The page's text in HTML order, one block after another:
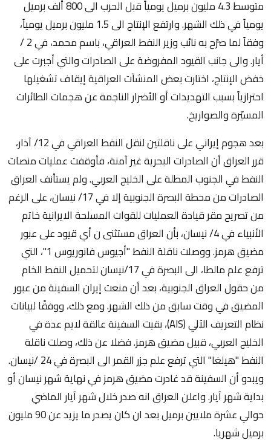
متوسط 4.3 مليون برميل يومياً قبل الحرب الى 800 ألف برميل
يومياً في ذلك الشهر. وارتفع الإنتاج الى 1.5 مليون برميل يومياً،
وفقاً لما صرّح به نائب وزير النفط العراقي، باسم محمد، في 2 /
أيار. والى جانب القيود المفروضة على الصادرات والتي أجبرت على
خفض الإنتاج، اختارت بعض المنشآت العراقية إيقاف تشغيلها
احترازياً بسبب التهديدات أو الأضرار الناجمة عن هجمات الطائرات
المسيّرة والصواريخ.
بعد هجوم إيراني على ناقلتين لنقل النفط العراقي في 12/ آذار،
قرر العراق أن الصادرات البحرية غير آمنة، فأوقفت عمليات منصات
النفط في الجنوب المطلة على الخليج العربي. ولم يستأنف العراق
الصادرات من محطة البصرة الجنوبية إلا في 17/ نيسان، على الرغم
من تصريح مقر قيادة العمليات للقوات المسلحة الايرانية خاتم
الأنبياء في 4/ نيسان، بأن العراق مستثنى ن أي قيود على عبور
مضيق هرمز. ووصلت ناقلة النفط "أجيوس فانوريوس 1"، التي
ترفع علم مالطا، الى البصرة في 17/نيسان لتحميل النفط الخام
من حقول العراق الجنوبية، بعد أن منعت إيران السفينة من عبور
المضيق في وقت سابق من ذلك الشهر. ومع ذلك، ووفقًا لبيانات
نظام التعريف الآلي (AIS)، بقيت السفينة عالقة لايم عدة في
الخليج العربي، قبيل مضيق هرمز. فضلا عن ذلك، وصلت ناقلة
النفط "هيلغا" التي ترفع علم جزر القمر الى البصرة في 24 /نيسان.
ويبدو أن السفينة قد غادرت مضيق هرمز في نهاية شهر نيسان أو
بداية شهر آيار. واعلن العراق انه صدر خلال شهر آيار الماضي
حوالي عشرة ملايين برميل بعد ان كان يصدر ما يزيد عن 90 مليون
برميل شهريا.